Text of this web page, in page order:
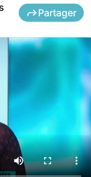
Partager